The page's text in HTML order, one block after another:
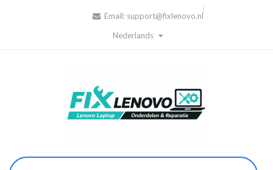
Email: support@fixlenovo.nl
Nederlands